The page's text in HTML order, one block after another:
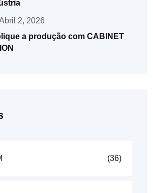
2, 2026
a produção com CABINET
(36)